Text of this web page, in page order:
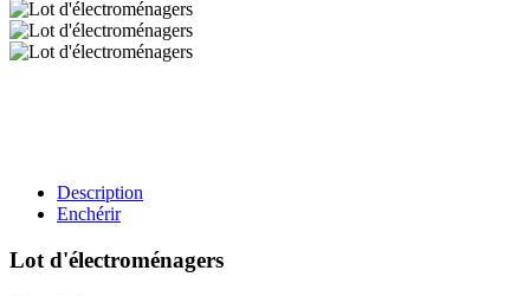
Description
Enchérir
Lot d'électroménagers